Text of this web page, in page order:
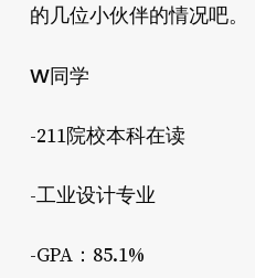
的几位小伙伴的情况吧。
W同学
-211院校本科在读
-工业设计专业
-GPA：85.1%